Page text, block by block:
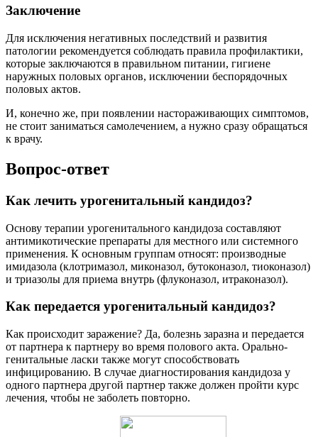
Заключение
Для исключения негативных последствий и развития
патологии рекомендуется соблюдать правила профилактики,
которые заключаются в правильном питании, гигиене
наружных половых органов, исключении беспорядочных
половых актов.
И, конечно же, при появлении настораживающих симптомов,
не стоит заниматься самолечением, а нужно сразу обращаться
к врачу.
Вопрос-ответ
Как лечить урогенитальный кандидоз?
Основу терапии урогенитального кандидоза составляют
антимикотические препараты для местного или системного
применения. К основным группам относят: производные
имидазола (клотримазол, миконазол, бутоконазол, тиоконазол)
и триазолы для приема внутрь (флуконазол, итраконазол).
Как передается урогенитальный кандидоз?
Как происходит заражение? Да, болезнь заразна и передается
от партнера к партнеру во время полового акта. Орально-
генитальные ласки также могут способствовать
инфицированию. В случае диагностирования кандидоза у
одного партнера другой партнер также должен пройти курс
лечения, чтобы не заболеть повторно.